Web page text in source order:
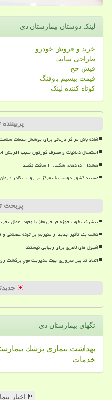
لینک دوستان بیمارستان دی
خرید و فروش خودرو
طراحی سایت
فیش حج
قیمت بیسیم باوفنگ
کوتاه کننده لینک
آماده باش مراکز درمانی برای پوشش خدمات
استعمال دخانیات و مصرف کورتون سبب افزیش
هشدار! دردهای شکمی را ساکت نکنید
مستند کشور دوست با تمرکز بر روایت کادر
پربحث
پیشرفت خوب حوزه جراحی مغز با وجود اعمال
کشف یک تأثیر جدید از منیزیم بر توده عضلانی
آمپول های لاغری برای زیبایی نیستند
اتخاذ تدابیر ضروری جهت مدیریت موج برگشت
تگهای بیمارستان دی
بهداشت بیماری پزشك
خدمات
اخبار